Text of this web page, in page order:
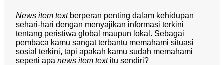
News item text berperan penting dalam kehidupan
sehari-hari dengan menyajikan informasi terkini
tentang peristiwa global maupun lokal. Sebagai
pembaca kamu sangat terbantu memahami situasi
sosial terkini, tapi apakah kamu sudah memahami
seperti apa news item text itu sendiri?